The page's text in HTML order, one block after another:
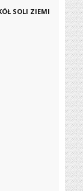
SOLI ZIEMI